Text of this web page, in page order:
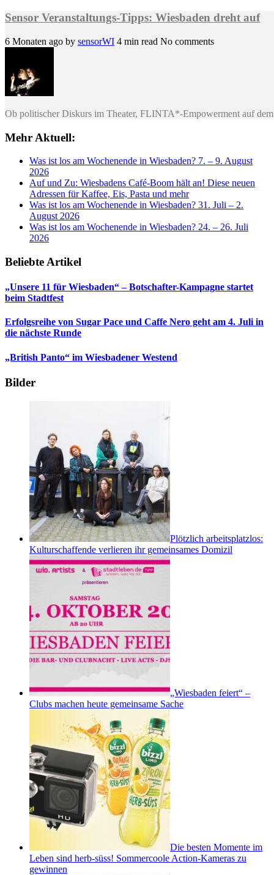
Sensor Veranstaltungs-Tipps: Wiesbaden dreht auf
6 Monaten ago by sensorWI 4 min read No comments
Ob politischer Diskurs im Theater, FLINTA*-Empowerment auf
Mehr Aktuell:
Was ist los am Wochenende in Wiesbaden? 7. – 9. August
2026
Auf und Zu: Wiesbadens Café-Boom hält an! Diese neuen
Adressen für Kaffee, Eis, Pasta und mehr
Was ist los am Wochenende in Wiesbaden? 31. Juli – 2.
August 2026
Was ist los am Wochenende in Wiesbaden? 24. – 26. Juli
2026
Beliebte Artikel
„Unsere 11 für Wiesbaden“ – Botschafter-Kampagne startet
beim Stadtfest
Erfolgsreihe von Sugar Pace und Caffe Nero geht am 4. Juli in
die nächste Runde
„British Panto“ im Wiesbadener Westend
Bilder
Plötzlich arbeitsplatzlos:
Kulturschaffende verlieren ihr gemeinsames Domizil
„Wiesbaden feiert“ –
Clubs machen heute gemeinsame Sache
Die besten Momente im
Leben sind herb-süss! Sommercoole Action-Kameras zu
gewinnen